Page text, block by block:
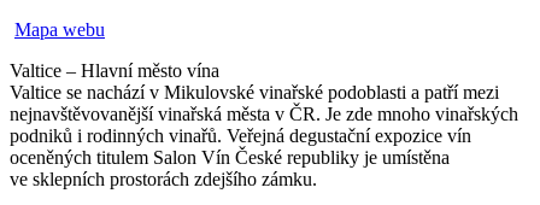
Mapa webu
Valtice – Hlavní město vína
Valtice se nachází v Mikulovské vinařské podoblasti a patří mezi
nejnavštěvovanější vinařská města v ČR. Je zde mnoho vinařských
podniků i rodinných vinařů. Veřejná degustační expozice vín
oceněných titulem Salon Vín České republiky je umístěna
ve sklepních prostorách zdejšího zámku.